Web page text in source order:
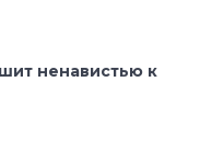
ненавистью к